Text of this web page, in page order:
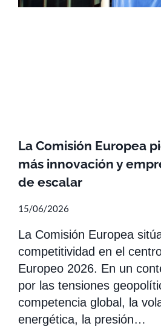
La Comisión Europea
más innovación y
de escalar
15/06/2026
La Comisión Europea
competitividad en el
Europeo 2026. En un
por las tensiones
competencia global, la
energética, la presión…